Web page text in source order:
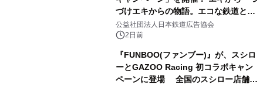
づけエキからの物語。エコな鉄道とと
もに。
公益社団法人日本鉄道広告協会
2日前
『FUNBOO(ファンブー)』が、スシロ
ーとGAZOO Racing 初コラボキャン
ペーンに登場 全国のスシロー店舗で